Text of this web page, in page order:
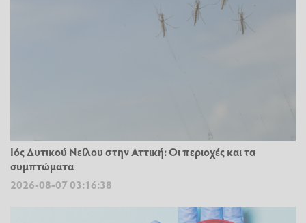
Ιός Δυτικού Νείλου στην Αττική: Οι περιοχές και τα
συμπτώματα
2026-08-07 03:16:38